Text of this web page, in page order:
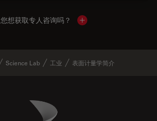
您想获取专人咨询吗？ Show local contacts
Science Lab 工业 表面计量学简介
Danaher Logo